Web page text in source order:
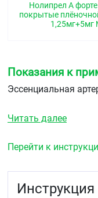
Нолипрел А
покрытые
1,25мг+5мг
Показания к
Эссенциальная
Читать далее
Перейти к